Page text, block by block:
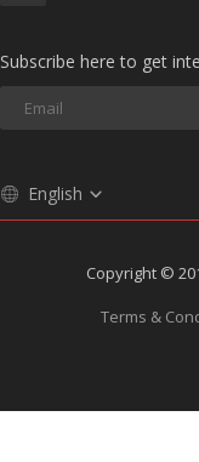
Subscribe here to get
English
Copyright ©
Terms &